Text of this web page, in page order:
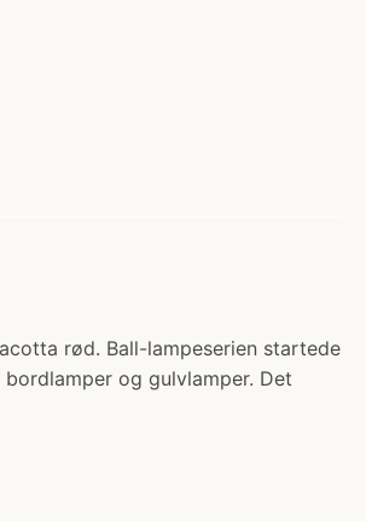
rød. Ball-lampeserien startede
og gulvlamper. Det